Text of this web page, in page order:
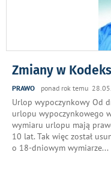
Zmiany w
PRAWO ponad rok temu
Urlop wypoczynkowy Od
urlopu wypoczynkowego
wymiaru urlopu mają
10 lat. Tak więc został
o 18-dniowym wymiarze...